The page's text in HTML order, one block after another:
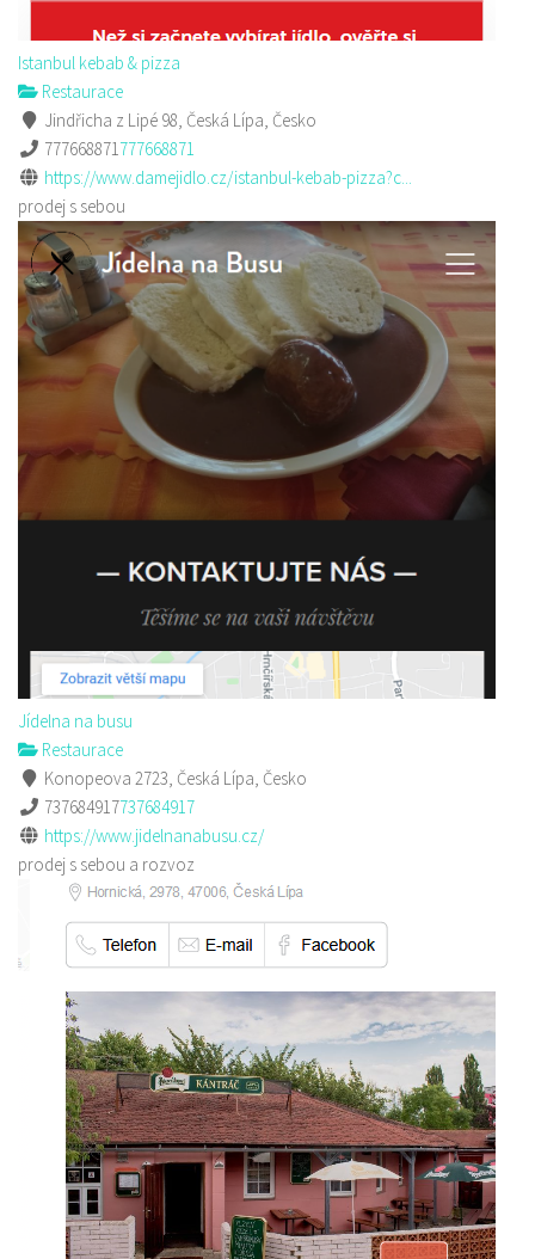
Istanbul kebab & pizza
Restaurace
Jindřicha z Lipé 98, Česká Lípa, Česko
777668871777668871
https://www.damejidlo.cz/istanbul-kebab-pizza?c...
prodej s sebou
Jídelna na busu
Restaurace
Konopeova 2723, Česká Lípa, Česko
737684917737684917
https://www.jidelnanabusu.cz/
prodej s sebou a rozvoz